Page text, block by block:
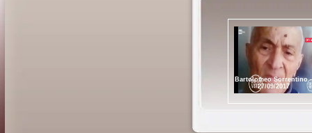
Bartolomeo Sorrentino -
27/09/2017